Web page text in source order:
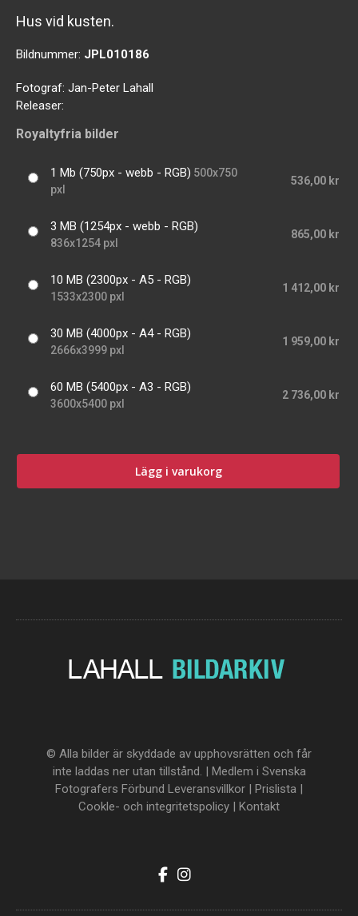
Hus vid kusten.
Bildnummer: JPL010186
Fotograf: Jan-Peter Lahall
Releaser:
Royaltyfria bilder
1 Mb (750px - webb - RGB) 500x750
pxl
536,00 kr
3 MB (1254px - webb - RGB)
836x1254 pxl
865,00 kr
10 MB (2300px - A5 - RGB)
1533x2300 pxl
1 412,00 kr
30 MB (4000px - A4 - RGB)
2666x3999 pxl
1 959,00 kr
60 MB (5400px - A3 - RGB)
3600x5400 pxl
2 736,00 kr
Lägg i varukorg
© Alla bilder är skyddade av upphovsrätten och får
inte laddas ner utan tillstånd. | Medlem i Svenska
Fotografers Förbund Leveransvillkor | Prislista |
Cookle- och integritetspolicy | Kontakt